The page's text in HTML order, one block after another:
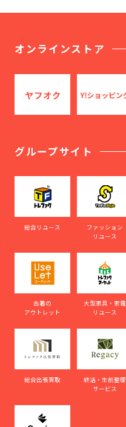
オンラインストア
グループサイト
総合リユース
ファッション
リユース
古着の
アウトレット
大型家具・家電
リユース
総合出張買取
終活・生前整理
サービス